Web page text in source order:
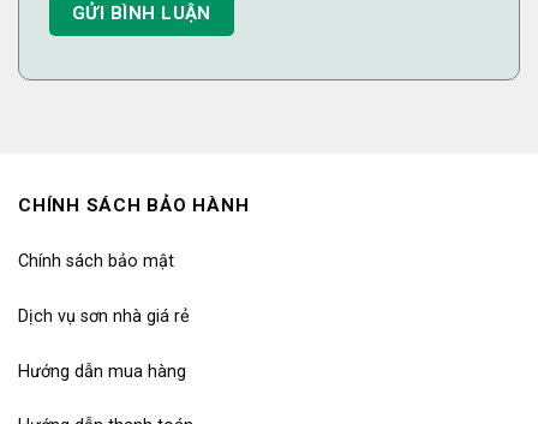
CHÍNH SÁCH BẢO HÀNH
Chính sách bảo mật
Dịch vụ sơn nhà giá rẻ
Hướng dẫn mua hàng